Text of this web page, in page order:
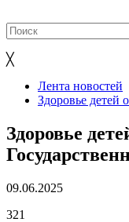
╳
Лента новостей
Здоровье детей
Здоровье
09.06.2025
321